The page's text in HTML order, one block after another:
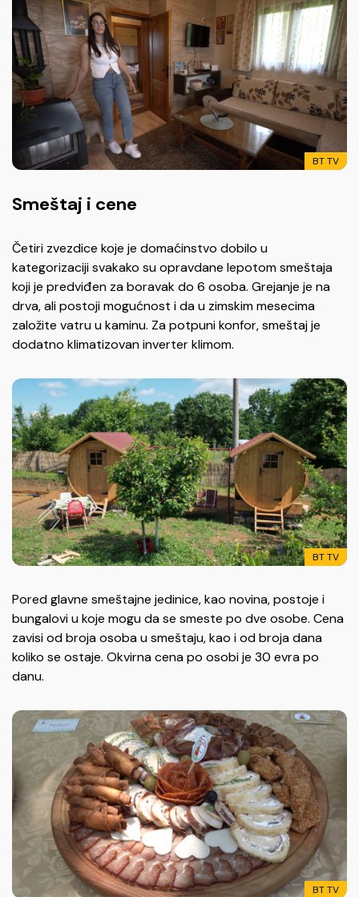
BT TV
Smeštaj i cene
Četiri zvezdice koje je domaćinstvo dobilo u
kategorizaciji svakako su opravdane lepotom smeštaja
koji je predviđen za boravak do 6 osoba. Grejanje je na
drva, ali postoji mogućnost i da u zimskim mesecima
založite vatru u kaminu. Za potpuni konfor, smeštaj je
dodatno klimatizovan inverter klimom.
BT TV
Pored glavne smeštajne jedinice, kao novina, postoje i
bungalovi u koje mogu da se smeste po dve osobe. Cena
zavisi od broja osoba u smeštaju, kao i od broja dana
koliko se ostaje. Okvirna cena po osobi je 30 evra po
danu.
BT TV